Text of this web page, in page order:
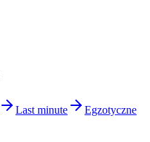
Last minute
Egzotyczne